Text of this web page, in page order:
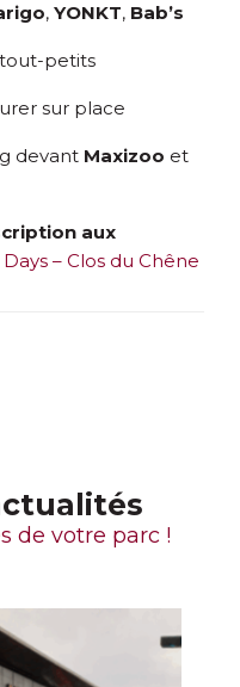
, YONKT, Bab’s
petits
sur place
devant Maxizoo et
aux
– Clos du Chêne
de votre parc !